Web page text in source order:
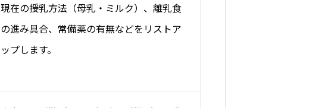
現在の授乳方法（母乳・ミルク）、離乳食
の進み具合、常備薬の有無などをリストア
ップします。